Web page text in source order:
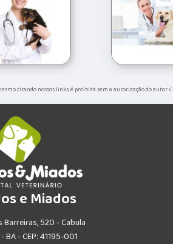
citando nossos links, é proibida sem a autorização do
e Miados
Barreiras, 520 - Cabula
BA - CEP: 41195-001